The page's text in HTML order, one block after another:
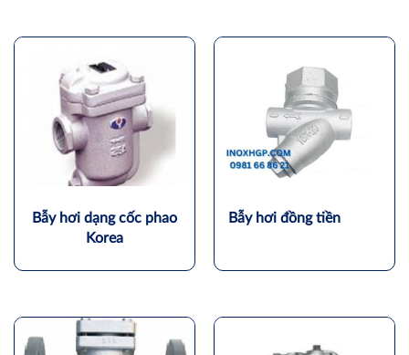
Bẫy hơi dạng cốc phao
Korea
Bẫy hơi đồng tiền